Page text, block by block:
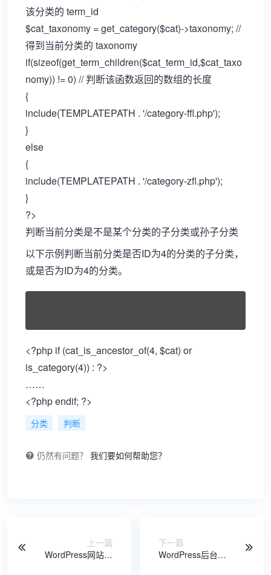
该分类的 term_id
$cat_taxonomy = get_category($cat)->taxonomy; //
得到当前分类的 taxonomy
if(sizeof(get_term_children($cat_term_id,$cat_taxo
nomy)) != 0) // 判断该函数返回的数组的长度
{
include(TEMPLATEPATH . '/category-ffl.php');
}
else
{
include(TEMPLATEPATH . '/category-zfl.php');
}
?>
判断当前分类是不是某个分类的子分类或孙子分类
以下示例判断当前分类是否ID为4的分类的子分类，
或是否为ID为4的分类。
<?php if (cat_is_ancestor_of(4, $cat) or
is_category(4)) : ?>
……
<?php endif; ?>
分类 判断
仍然有问题？ 我们要如何帮助您？
上一篇
WordPress网站的
下一篇
WordPress后台地